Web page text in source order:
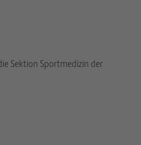
Sektion Sportmedizin der